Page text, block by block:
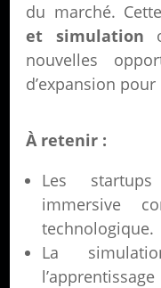
du marché.
et simulation
nouvelles
d’expansion
À retenir :
Les
immersive
technologique.
La